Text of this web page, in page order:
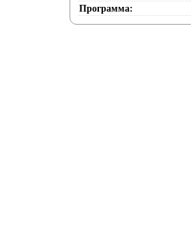
Программа: